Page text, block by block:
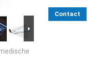
Contact